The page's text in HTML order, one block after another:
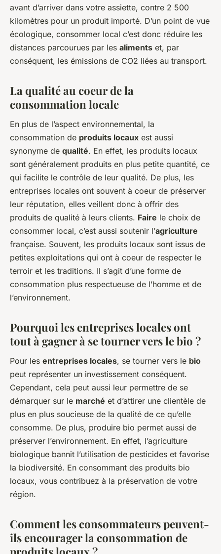
avant d’arriver dans votre assiette, contre 2 500
kilomètres pour un produit importé. D’un point de vue
écologique, consommer local c’est donc réduire les
distances parcourues par les aliments et, par
conséquent, les émissions de CO2 liées au transport.
La qualité au coeur de la
consommation locale
En plus de l’aspect environnemental, la
consommation de produits locaux est aussi
synonyme de qualité. En effet, les produits locaux
sont généralement produits en plus petite quantité, ce
qui facilite le contrôle de leur qualité. De plus, les
entreprises locales ont souvent à coeur de préserver
leur réputation, elles veillent donc à offrir des
produits de qualité à leurs clients. Faire le choix de
consommer local, c’est aussi soutenir l’agriculture
française. Souvent, les produits locaux sont issus de
petites exploitations qui ont à coeur de respecter le
terroir et les traditions. Il s’agit d’une forme de
consommation plus respectueuse de l’homme et de
l’environnement.
Pourquoi les entreprises locales ont
tout à gagner à se tourner vers le bio ?
Pour les entreprises locales, se tourner vers le bio
peut représenter un investissement conséquent.
Cependant, cela peut aussi leur permettre de se
démarquer sur le marché et d’attirer une clientèle de
plus en plus soucieuse de la qualité de ce qu’elle
consomme. De plus, produire bio permet aussi de
préserver l’environnement. En effet, l’agriculture
biologique bannit l’utilisation de pesticides et favorise
la biodiversité. En consommant des produits bio
locaux, vous contribuez à la préservation de votre
région.
Comment les consommateurs peuvent-
ils encourager la consommation de